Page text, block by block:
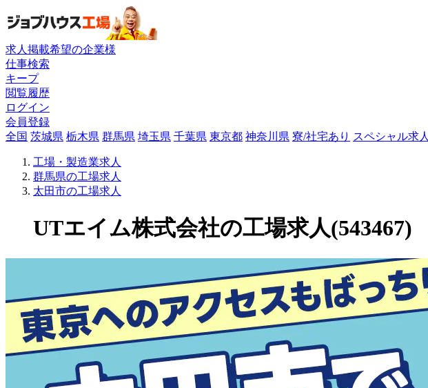
求人掲載希望の企業様
仕事検索
キープ
閲覧履歴
ログイン
会員登録
全国 茨城県 栃木県 群馬県 埼玉県 千葉県 東京都 神奈川県 寮/社宅あり スペシャル求人
工場・製造業求人
群馬県の工場求人
太田市の工場求人
UTエイム株式会社の工場求人(543467)